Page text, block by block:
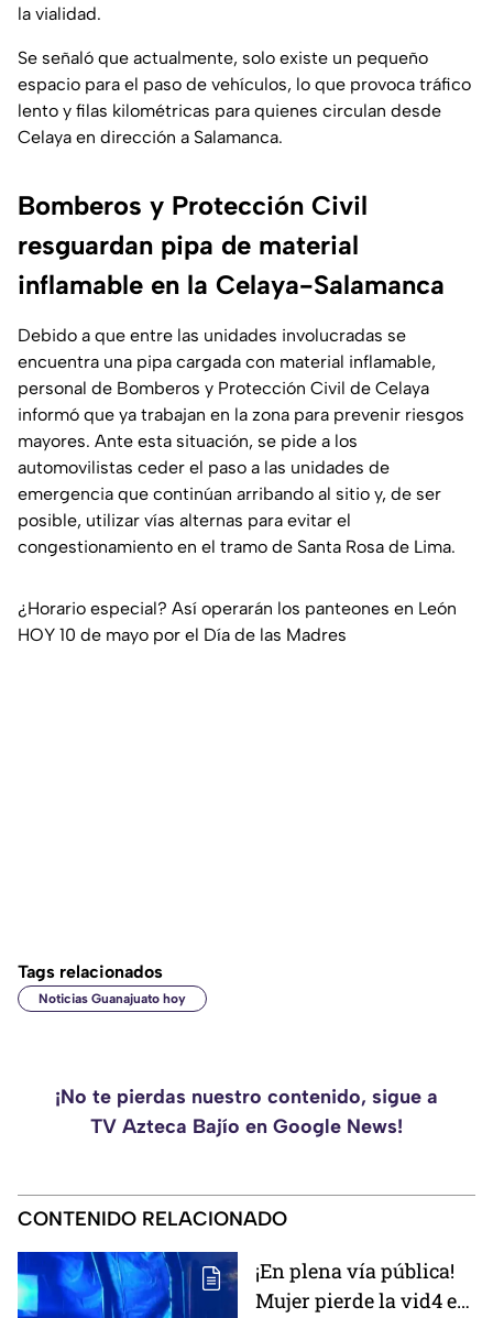
la vialidad.
Se señaló que actualmente, solo existe un pequeño
espacio para el paso de vehículos, lo que provoca tráfico
lento y filas kilométricas para quienes circulan desde
Celaya en dirección a Salamanca.
Bomberos y Protección Civil
resguardan pipa de material
inflamable en la Celaya-Salamanca
Debido a que entre las unidades involucradas se
encuentra una pipa cargada con material inflamable,
personal de Bomberos y Protección Civil de Celaya
informó que ya trabajan en la zona para prevenir riesgos
mayores. Ante esta situación, se pide a los
automovilistas ceder el paso a las unidades de
emergencia que continúan arribando al sitio y, de ser
posible, utilizar vías alternas para evitar el
congestionamiento en el tramo de Santa Rosa de Lima.
¿Horario especial? Así operarán los panteones en León
HOY 10 de mayo por el Día de las Madres
Tags relacionados
Noticias Guanajuato hoy
¡No te pierdas nuestro contenido, sigue a
TV Azteca Bajío en Google News!
CONTENIDO RELACIONADO
¡En plena vía pública!
Mujer pierde la vid4 e